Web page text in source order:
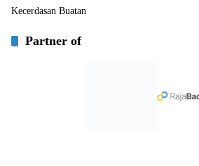
Kecerdasan Buatan
Partner of